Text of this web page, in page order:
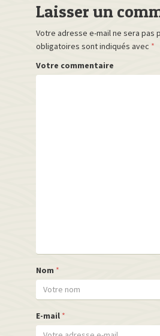
Laisser un
Votre adresse e-mail ne sera pas
obligatoires sont indiqués avec *
Votre commentaire
Nom *
E-mail *